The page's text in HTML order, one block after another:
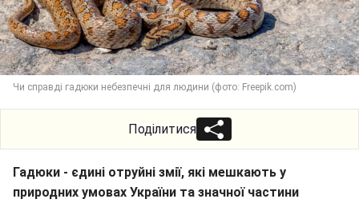
Чи справді гадюки небезпечні для людини (фото: Freepik.com)
Поділитися
Гадюки - єдині отруйні змії, які мешкають у
природних умовах України та значної частини